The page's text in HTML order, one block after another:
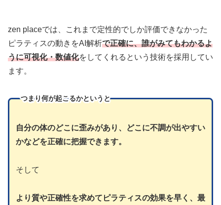
zen placeでは、これまで定性的でしか評価できなかった
ピラティスの動きをAI解析で正確に、誰がみてもわかるよ
うに可視化・数値化をしてくれるという技術を採用してい
ます。
つまり何が起こるかというと
自分の体のどこに歪みがあり、どこに不調が出やすい
かなどを正確に把握できます。
そして
より質や正確性を求めてピラティスの効果を早く、最